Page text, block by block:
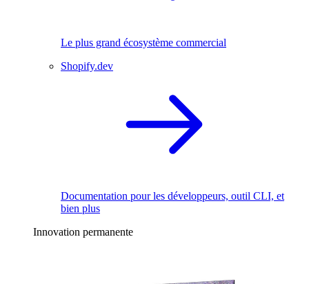
Le plus grand écosystème commercial
Shopify.dev
Documentation pour les développeurs, outil CLI, et
bien plus
Innovation permanente